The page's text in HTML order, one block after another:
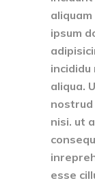
ipsum
aliqua.
nostrud
nisi. ut
esse